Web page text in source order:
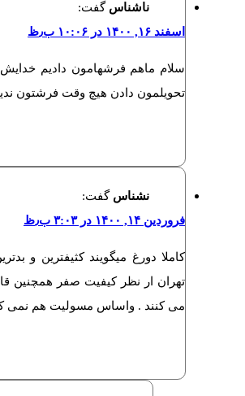
ناشناس گفت:
اسفند ۱۶, ۱۴۰۰ در ۱۰:۰۶ ب٫ظ
سلام ماهم فرشهامون دادیم خدایش
تحویلمون دادن هیچ وقت فرشتون
نشناس گفت:
فروردین ۱۴, ۱۴۰۰ در ۳:۰۳ ب٫ظ
کاملا دورغ میگویند کثیفترین و
تهران ار نظر کیفیت صفر همچنین
می کنند . واساس مسولیت هم نمی